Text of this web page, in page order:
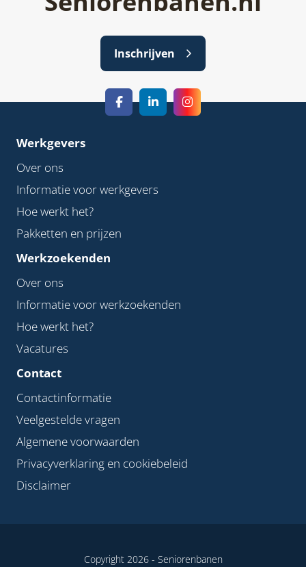
Inschrijven
Werkgevers
Over ons
Informatie voor werkgevers
Hoe werkt het?
Pakketten en prijzen
Werkzoekenden
Over ons
Informatie voor werkzoekenden
Hoe werkt het?
Vacatures
Contact
Contactinformatie
Veelgestelde vragen
Algemene voorwaarden
Privacyverklaring en cookiebeleid
Disclaimer
Copyright 2026 - Seniorenbanen